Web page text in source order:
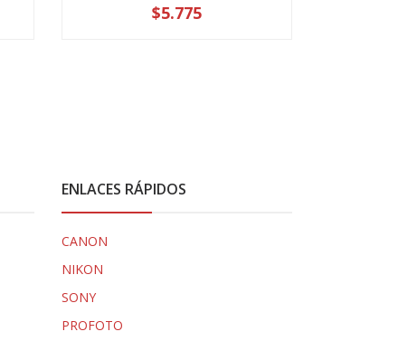
$5.775
ENLACES RÁPIDOS
CANON
NIKON
SONY
PROFOTO